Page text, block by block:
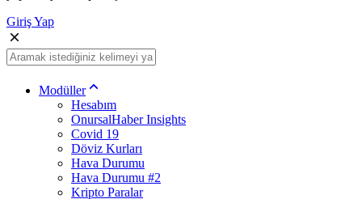
Giriş Yap
Modüller
Hesabım
OnursalHaber Insights
Covid 19
Döviz Kurları
Hava Durumu
Hava Durumu #2
Kripto Paralar